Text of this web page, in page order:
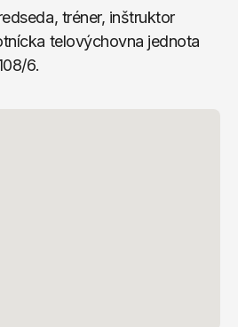
tréner, inštruktor
telovýchovna jednota
6.